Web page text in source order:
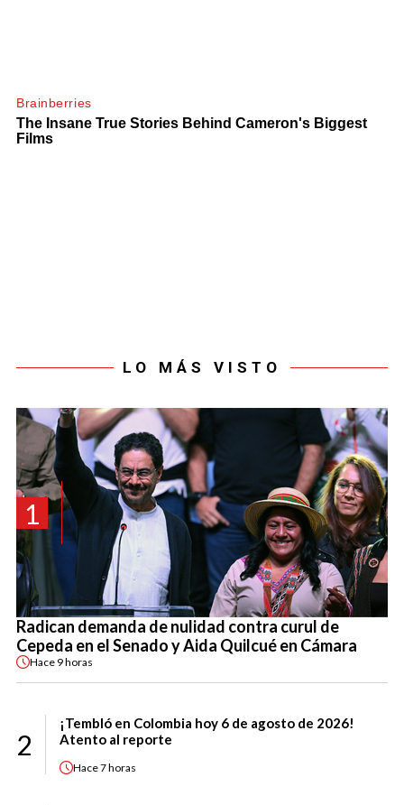
LO MÁS VISTO
1
Radican demanda de nulidad contra curul de
Cepeda en el Senado y Aida Quilcué en Cámara
Hace 9 horas
2
¡Tembló en Colombia hoy 6 de agosto de 2026!
Atento al reporte
Hace7 horas